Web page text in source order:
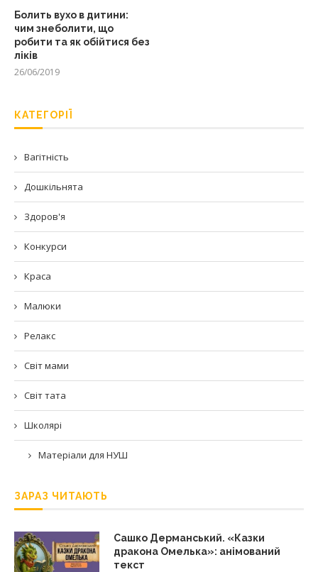
Болить вухо в дитини:
чим знеболити, що
робити та як обійтися без
ліків
26/06/2019
КАТЕГОРІЇ
Вагітність
Дошкільнята
Здоров'я
Конкурси
Краса
Малюки
Релакс
Світ мами
Світ тата
Школярі
Матеріали для НУШ
ЗАРАЗ ЧИТАЮТЬ
Сашко Дерманський. «Казки
дракона Омелька»: анімований
текст